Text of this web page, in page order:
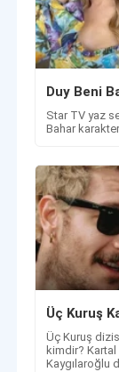
Duy Beni
Star TV yaz
Bahar
Üç Kuruş
Üç Kuruş
kimdir?
Kaygılaroğlu